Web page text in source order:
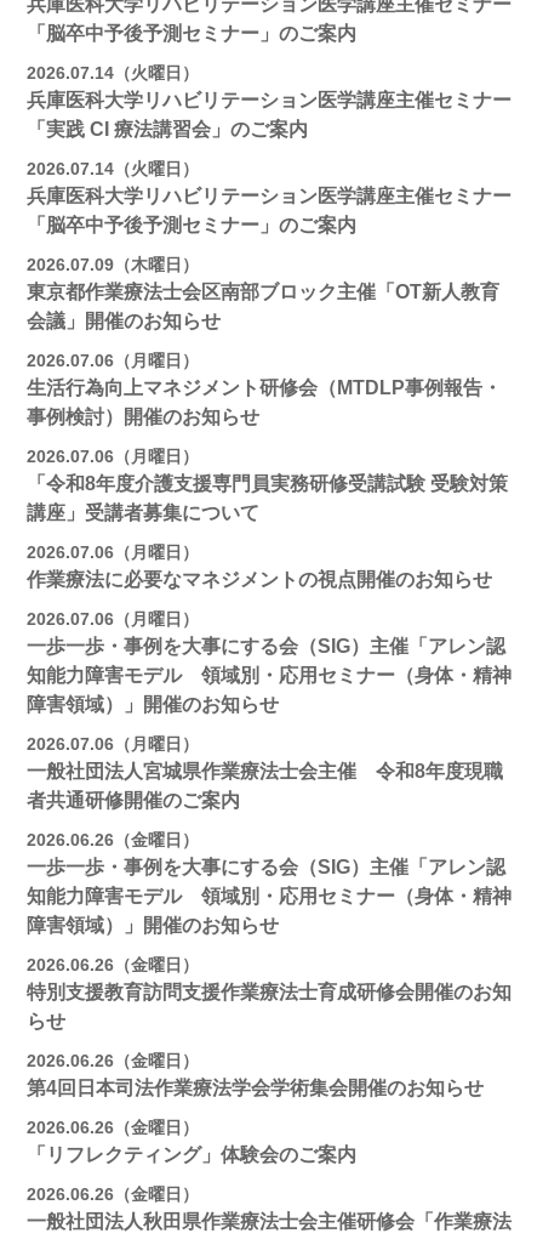
兵庫医科大学リハビリテーション医学講座主催セミナー
「脳卒中予後予測セミナー」のご案内
2026.07.14（火曜日）
兵庫医科大学リハビリテーション医学講座主催セミナー
「実践 CI 療法講習会」のご案内
2026.07.14（火曜日）
兵庫医科大学リハビリテーション医学講座主催セミナー
「脳卒中予後予測セミナー」のご案内
2026.07.09（木曜日）
東京都作業療法士会区南部ブロック主催「OT新人教育
会議」開催のお知らせ
2026.07.06（月曜日）
生活行為向上マネジメント研修会（MTDLP事例報告・
事例検討）開催のお知らせ
2026.07.06（月曜日）
「令和8年度介護支援専門員実務研修受講試験 受験対策
講座」受講者募集について
2026.07.06（月曜日）
作業療法に必要なマネジメントの視点開催のお知らせ
2026.07.06（月曜日）
一歩一歩・事例を大事にする会（SIG）主催「アレン認
知能力障害モデル 領域別・応用セミナー（身体・精神
障害領域）」開催のお知らせ
2026.07.06（月曜日）
一般社団法人宮城県作業療法士会主催 令和8年度現職
者共通研修開催のご案内
2026.06.26（金曜日）
一歩一歩・事例を大事にする会（SIG）主催「アレン認
知能力障害モデル 領域別・応用セミナー（身体・精神
障害領域）」開催のお知らせ
2026.06.26（金曜日）
特別支援教育訪問支援作業療法士育成研修会開催のお知
らせ
2026.06.26（金曜日）
第4回日本司法作業療法学会学術集会開催のお知らせ
2026.06.26（金曜日）
「リフレクティング」体験会のご案内
2026.06.26（金曜日）
一般社団法人秋田県作業療法士会主催研修会「作業療法